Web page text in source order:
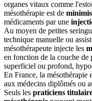
organes vitaux comme
mésothérapie est de
médicaments par une
Au moyen de petites
technique manuelle ou
mésothérapeute injecte les
en fonction de la couche
superficiel ou profond,
En France, la mésothérapie
aux médecins diplômés ou
Seuls les praticiens